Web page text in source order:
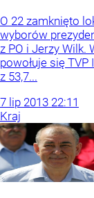
O 22 zamknięto
wyborów
z PO i Jerzy Wilk.
powołuje się
z 53,7...
7 lip 2013 22:11
Kraj